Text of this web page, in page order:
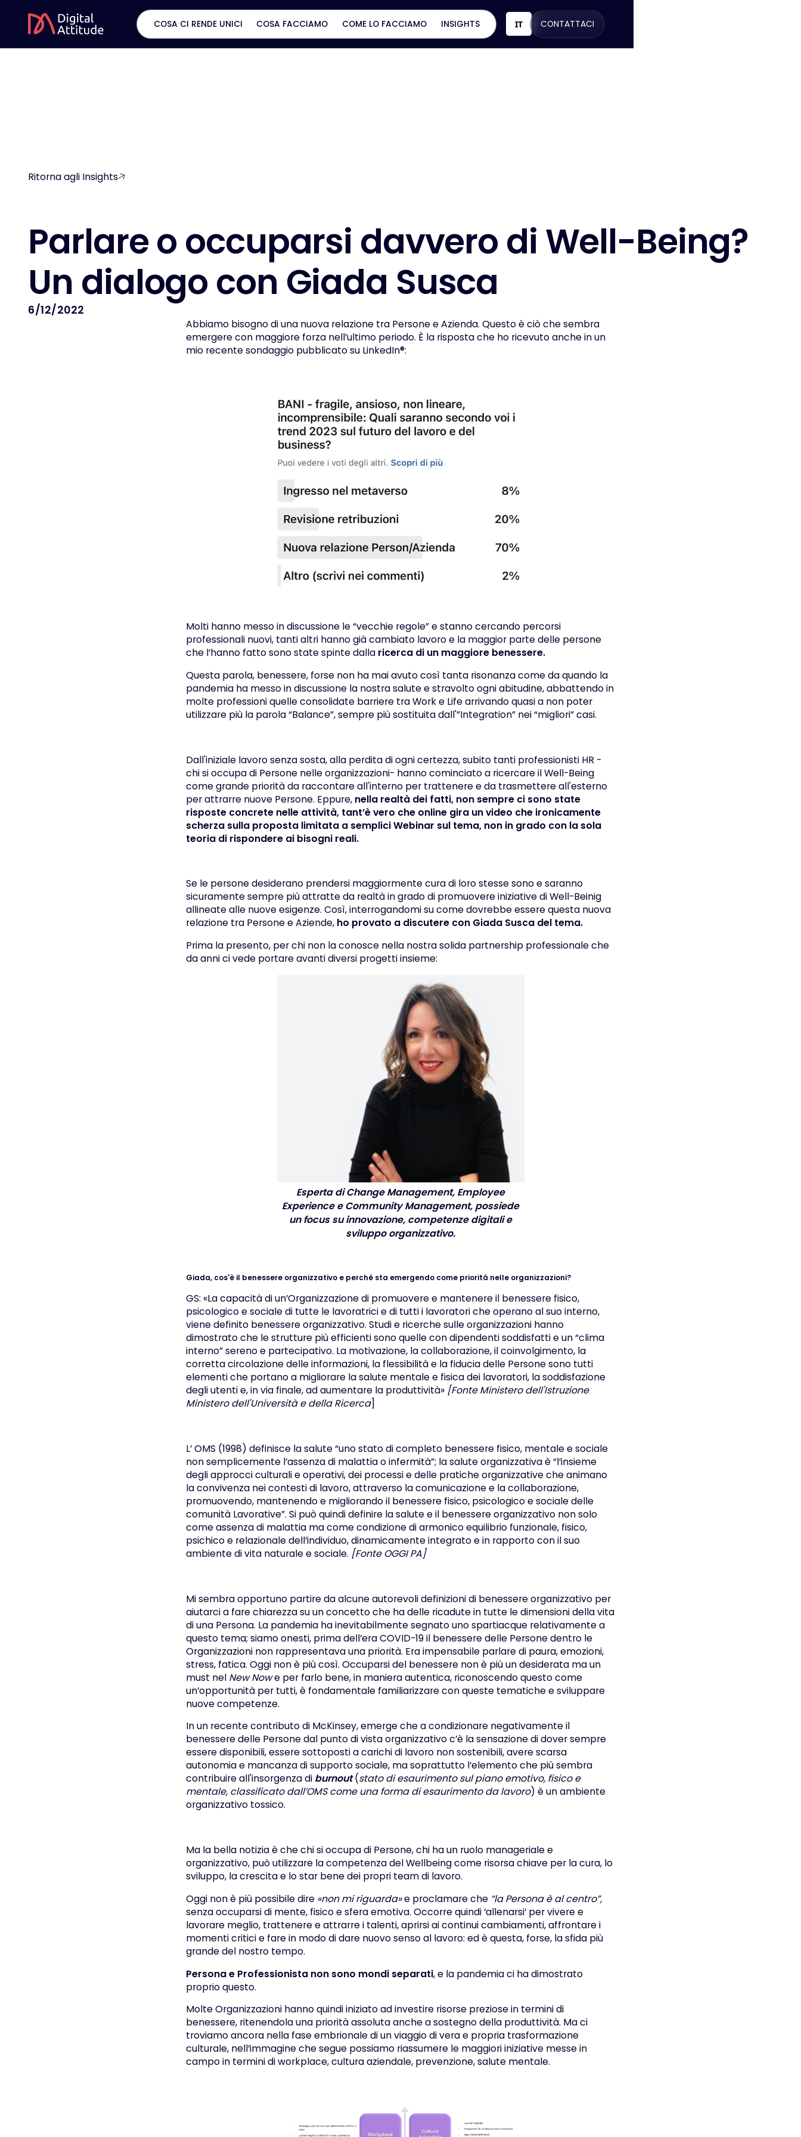
COSA CI RENDE UNICI COSA FACCIAMO COME LO FACCIAMO INSIGHTS IT CONTATTACI
Ritorna agli Insights
Parlareooccuparsi davverodi Well-Being?
Un dialogocon Giada Susca
6/12/2022
Abbiamo bisogno di una nuova relazione tra Persone e Azienda. Questo è ciò che sembra
emergere con maggiore forza nell’ultimo periodo. È la risposta che ho ricevuto anche in un
mio recente sondaggio pubblicato su LinkedIn®:
Molti hanno messo in discussione le “vecchie regole” e stanno cercando percorsi
professionali nuovi, tanti altri hanno già cambiato lavoro e la maggior parte delle persone
che l’hanno fatto sono state spinte dalla ricerca di un maggiore benessere.
Questa parola, benessere, forse non ha mai avuto così tanta risonanza come da quando la
pandemia ha messo in discussione la nostra salute e stravolto ogni abitudine, abbattendo in
molte professioni quelle consolidate barriere tra Work e Life arrivando quasi a non poter
utilizzare più la parola “Balance”, sempre più sostituita dall'”Integration” nei “migliori” casi.
Dall'iniziale lavoro senza sosta, alla perdita di ogni certezza, subito tanti professionisti HR -
chi si occupa di Persone nelle organizzazioni- hanno cominciato a ricercare il Well-Being
come grande priorità da raccontare all'interno per trattenere e da trasmettere all'esterno
per attrarre nuove Persone. Eppure, nella realtà dei fatti, non sempre ci sono state
risposte concrete nelle attività, tant’è vero che online gira un video che ironicamente
scherza sulla proposta limitata a semplici Webinar sul tema, non in grado con la sola
teoria di rispondere ai bisogni reali.
Se le persone desiderano prendersi maggiormente cura di loro stesse sono e saranno
sicuramente sempre più attratte da realtà in grado di promuovere iniziative di Well-Beinig
allineate alle nuove esigenze. Così, interrogandomi su come dovrebbe essere questa nuova
relazione tra Persone e Aziende, ho provato a discutere conGiada Suscadel tema.
Prima la presento, per chi non la conosce nella nostra solida partnership professionale che
da anni ci vede portare avanti diversi progetti insieme:
Esperta di Change Management, Employee
Experience e Community Management, possiede
un focus su innovazione, competenze digitali e
sviluppo organizzativo.
Giada, cos'è il benessere organizzativo e perché sta emergendo come priorità nelle organizzazioni?
GS: «La capacità di un’Organizzazione di promuovere e mantenere il benessere fisico,
psicologico e sociale di tutte le lavoratrici e di tutti i lavoratori che operano al suo interno,
viene definito benessere organizzativo. Studi e ricerche sulle organizzazioni hanno
dimostrato che le strutture più efficienti sono quelle con dipendenti soddisfatti e un “clima
interno” sereno e partecipativo. La motivazione, la collaborazione, il coinvolgimento, la
corretta circolazione delle informazioni, la flessibilità e la fiducia delle Persone sono tutti
elementi che portano a migliorare la salute mentale e fisica dei lavoratori, la soddisfazione
degli utenti e, in via finale, ad aumentare la produttività»[Fonte Ministero dell'Istruzione
Ministero dell'Università e della Ricerca]
L’ OMS (1998) definisce la salute “uno stato di completo benessere fisico, mentale e sociale
non semplicemente l’assenza di malattia o infermità”; la salute organizzativa è “l’insieme
degli approcci culturali e operativi, dei processi e delle pratiche organizzative che animano
la convivenza nei contesti di lavoro, attraverso la comunicazione e la collaborazione,
promuovendo, mantenendo e migliorando il benessere fisico, psicologico e sociale delle
comunità Lavorative”. Si può quindi definire la salute e il benessere organizzativo non solo
come assenza di malattia ma come condizione di armonico equilibrio funzionale, fisico,
psichico e relazionale dell’individuo, dinamicamente integrato e in rapporto con il suo
ambiente di vita naturale e sociale. [Fonte OGGI PA]
Mi sembra opportuno partire da alcune autorevoli definizioni di benessere organizzativo per
aiutarci a fare chiarezza su un concetto che ha delle ricadute in tutte le dimensioni della vita
di una Persona. La pandemia ha inevitabilmente segnato uno spartiacque relativamente a
questo tema; siamo onesti, prima dell’era COVID-19 il benessere delle Persone dentro le
Organizzazioni non rappresentava una priorità. Era impensabile parlare di paura, emozioni,
stress, fatica. Oggi non è più così. Occuparsi del benessere non è più un desiderata ma un
must nel New Nowe per farlo bene, in maniera autentica, riconoscendo questo come
un’opportunità per tutti, è fondamentale familiarizzare con queste tematiche e sviluppare
nuove competenze.
In un recente contributo diMcKinsey, emerge che a condizionare negativamente il
benessere delle Persone dal punto di vista organizzativo c’è la sensazione di dover sempre
essere disponibili, essere sottoposti a carichi di lavoro non sostenibili, avere scarsa
autonomia e mancanza di supporto sociale, ma soprattutto l’elemento che più sembra
contribuire all'insorgenza di burnout(stato di esaurimento sul piano emotivo, fisico e
mentale, classificato dall’OMS come una forma di esaurimento da lavoro) è un ambiente
organizzativo tossico.
Ma la bella notizia è che chi si occupa di Persone, chi ha un ruolo manageriale e
organizzativo, può utilizzare la competenza del Wellbeing come risorsa chiave per la cura, lo
sviluppo, la crescita e lo star bene dei propri team di lavoro.
Oggi non è più possibile dire «non mi riguarda»e proclamare che “la Persona è al centro”,
senza occuparsi di mente, fisico e sfera emotiva. Occorre quindi ‘allenarsi’ per vivere e
lavorare meglio, trattenere e attrarre i talenti, aprirsi ai continui cambiamenti, affrontare i
momenti critici e fare in modo di dare nuovo senso al lavoro: ed è questa, forse, la sfida più
grande del nostro tempo.
Persona e Professionista non sono mondi separati, e la pandemia ci ha dimostrato
proprio questo.
Molte Organizzazioni hanno quindi iniziato ad investire risorse preziose in termini di
benessere, ritenendola una priorità assoluta anche a sostegno della produttività. Ma ci
troviamo ancora nella fase embrionale di un viaggio di vera e propria trasformazione
culturale, nell’immagine che segue possiamo riassumere le maggiori iniziative messe in
campo in termini di workplace, cultura aziendale, prevenzione, salute mentale.